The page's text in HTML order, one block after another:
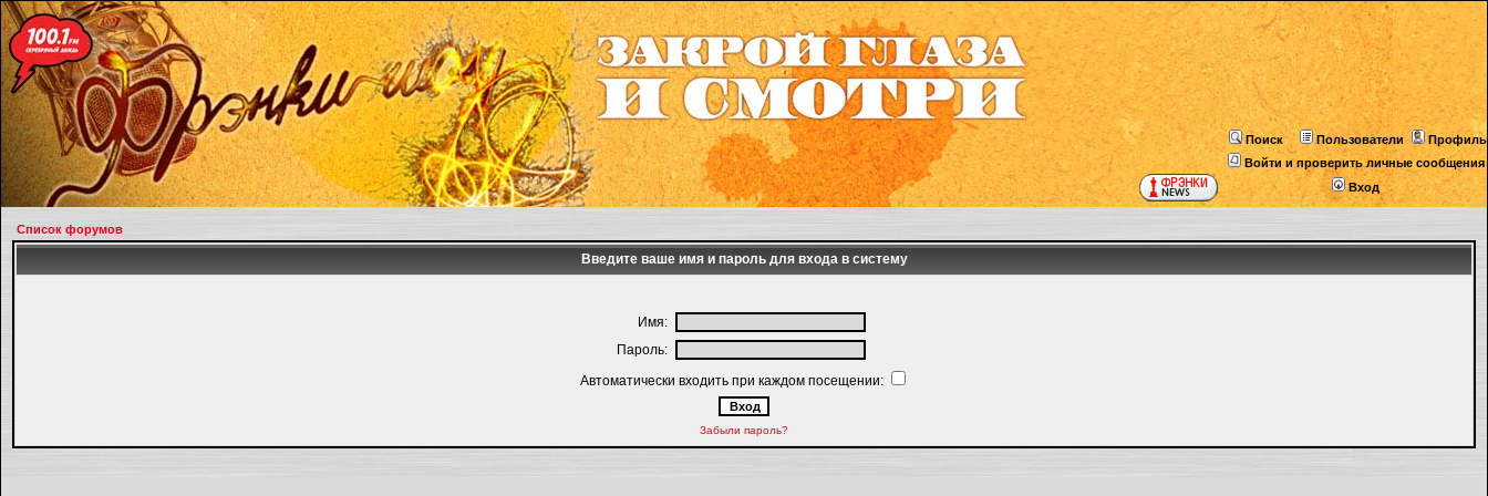
Поиск Пользователи
Профиль
Войти и проверить личные сообщения
Вход
Список форумов
Введите ваше имя и пароль для входа в систему
Имя:
Пароль:
Автоматически входить при каждом посещении:
Забыли пароль?